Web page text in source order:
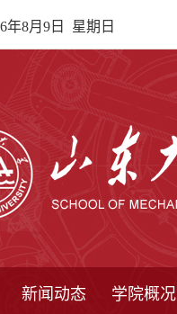
年8月9日 星期日
新闻动态 学院概况